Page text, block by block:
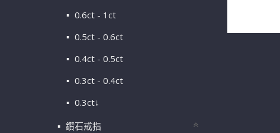
0.6ct - 1ct
0.5ct - 0.6ct
0.4ct - 0.5ct
0.3ct - 0.4ct
0.3ct↓
鑽石戒指